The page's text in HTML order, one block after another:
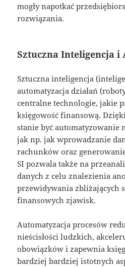
mogły napotkać
rozwiązania.
Sztuczna Inteligencja i
Sztuczna inteligencja
automatyzacja działań
centralne technologie, jakie
księgowość finansową.
stanie być automatyzowanie
jak np. jak wprowadzanie
rachunków oraz
SI pozwala także na
danych z celu znalezienia
przewidywania zbliżających
finansowych zjawisk.
Automatyzacja procesów
nieścisłości ludzkich,
obowiązków i zapewnia
bardziej bardziej istotnych